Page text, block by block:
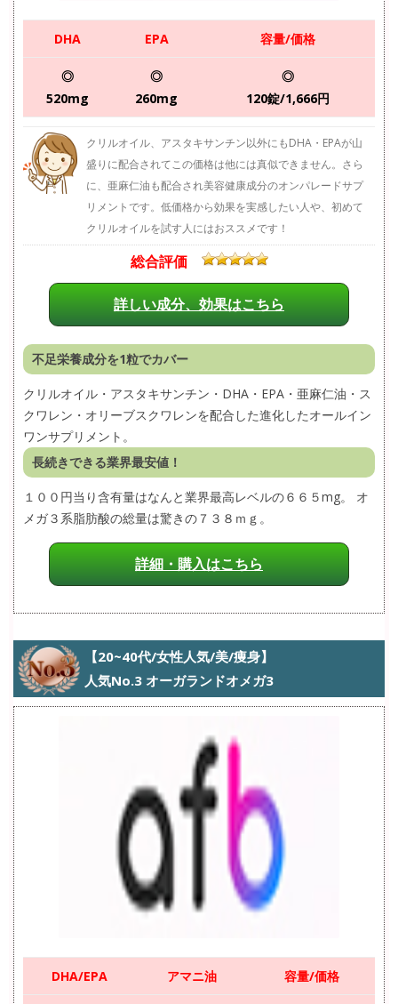
DHA EPA 容量/価格
◎
520mg
◎
260mg
◎
120錠/1,666円
クリルオイル、アスタキサンチン以外にもDHA・EPAが山
盛りに配合されてこの価格は他には真似できません。さら
に、亜麻仁油も配合され美容健康成分のオンパレードサプ
リメントです。低価格から効果を実感したい人や、初めて
クリルオイルを試す人にはおススメです！
総合評価
詳しい成分、効果はこちら
不足栄養成分を1粒でカバー
クリルオイル・アスタキサンチン・DHA・EPA・亜麻仁油・ス
クワレン・オリーブスクワレンを配合した進化したオールイン
ワンサプリメント。
長続きできる業界最安値！
１００円当り含有量はなんと業界最高レベルの６６５mg。 オ
メガ３系脂肪酸の総量は驚きの７３８ｍｇ。
詳細・購入はこちら
【20~40代/女性人気/美/痩身】
人気No.3 オーガランドオメガ3
DHA/EPA アマニ油 容量/価格